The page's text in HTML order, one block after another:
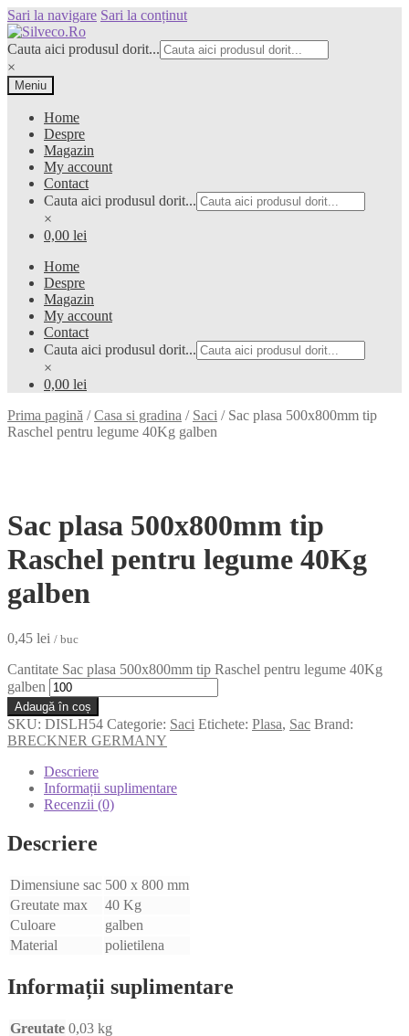
Sari la navigare Sari la conținut
Cauta aici produsul dorit...
×
Meniu
Home
Despre
Magazin
My account
Contact
Cauta aici produsul dorit...
×
0,00 lei
Home
Despre
Magazin
My account
Contact
Cauta aici produsul dorit...
×
0,00 lei
Prima pagină /Casa si gradina / Saci / Sac plasa 500x800mm tip
Raschel pentru legume 40Kg galben
Sac plasa 500x800mm tip
Raschel pentru legume 40Kg
galben
0,45 lei / buc
Cantitate Sac plasa 500x800mm tip Raschel pentru legume 40Kg
galben
Adaugă în coș
SKU: DISLH54 Categorie: Saci Etichete: Plasa, Sac Brand:
BRECKNER GERMANY
Descriere
Informații suplimentare
Recenzii (0)
Descriere
Dimensiune sac 500 x 800 mm
Greutate max
40 Kg
Culoare
galben
Material
polietilena
Informații suplimentare
Greutate 0,03 kg